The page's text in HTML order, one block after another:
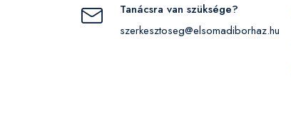
Tanácsra van szüksége?
szerkesztoseg@elsomadiborhaz.hu